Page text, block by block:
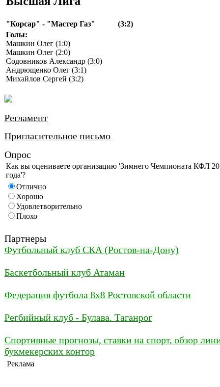
"Корсар" - "Мастер Газ"
(3:2)
Голы:
Машкин Олег (1:0)
Машкин Олег (2:0)
Содовников Александр (3:0)
Андрющенко Олег (3:1)
Михайлов Сергей (3:2)
Регламент
Пригласительное письмо
Опрос
Как вы оцениваете организацию 'Зимнего Чемпионата КФЛ
года'?
Отлично
Хорошо
Удовлетворительно
Плохо
Партнеры
Футбольный клуб СКА (Ростов-на-Дону)
Баскетбольный клуб Атаман
Федерация футбола 8x8 Ростовской области
Регбийный клуб - Булава. Таганрог
Спортивные прогнозы, ставки на спорт, обзор
букмекерских контор
Реклама